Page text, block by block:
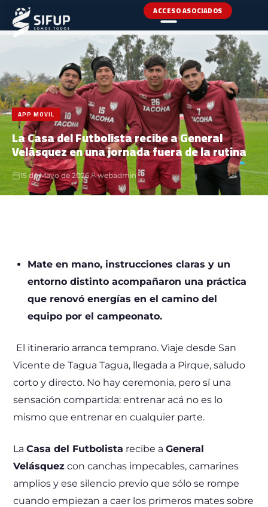
ACCESO ASOCIADOS
INICIO›NOTICIAS
APP MOVIL
La Casa del Futbolista recibe a General
Velásquez en una jornada fuera de la rutina
15 de Mayo de 2026 webadmin
Mate en mano, instrucciones claras y un
entorno distinto acompañaron una práctica
que renovó energías en el camino del
equipo por el campeonato.
El itinerario arranca temprano. Viaje desde San
Vicente de Tagua Tagua, llegada a Pirque, saludo
corto y directo. No hay ceremonia, pero sí una
sensación compartida: entrenar acá no es lo
mismo que entrenar en cualquier parte.
LaCasa del Futbolista recibe aGeneral
Velásquez con canchas impecables, camarines
amplios y ese silencio previo que sólo se rompe
cuando empiezan a caer los primeros mates sobre